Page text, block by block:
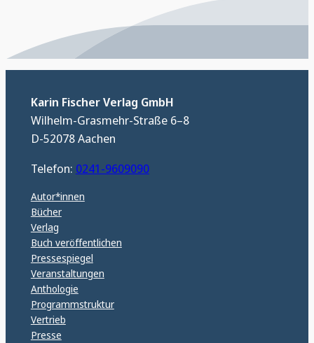
Karin Fischer Verlag GmbH
Wilhelm-Grasmehr-Straße 6–8
D-52078 Aachen
Telefon: 0241-9609090
Autor*innen
Bücher
Verlag
Buch veröffentlichen
Pressespiegel
Veranstaltungen
Anthologie
Programmstruktur
Vertrieb
Presse